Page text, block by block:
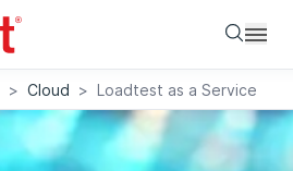
> Cloud > Loadtest as a Service